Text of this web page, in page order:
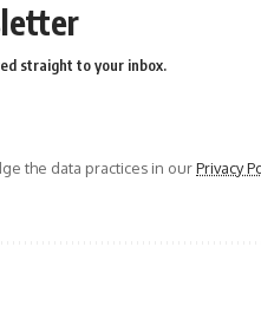
straight to your inbox.
the data practices in ourPrivacy